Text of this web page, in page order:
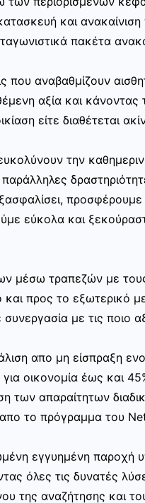
και
πακέτα
που αναβαθμίζουν
αξία και κάνοντας
είτε διαθέτεται
την
εύκολα και
μέσω τραπεζών με
προς το εξωτερικό
με τις ποιο
απο μη είσπραξη
οικονομία έως και
των απαραίτητων
το πρόγραμμα του
εγγυημένη παροχή
όλες τις δυνατές
της αναζήτησης και